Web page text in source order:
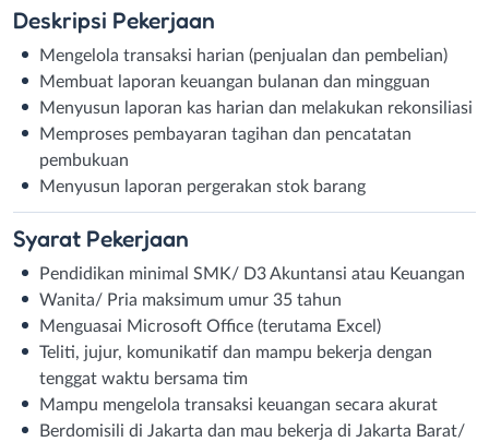
Deskripsi Pekerjaan
Mengelola transaksi harian (penjualan dan pembelian)
Membuat laporan keuangan bulanan dan mingguan
Menyusun laporan kas harian dan melakukan rekonsiliasi
Memproses pembayaran tagihan dan pencatatan
pembukuan
Menyusun laporan pergerakan stok barang
Syarat Pekerjaan
Pendidikan minimal SMK/ D3 Akuntansi atau Keuangan
Wanita/ Pria maksimum umur 35 tahun
Menguasai Microsoft Office (terutama Excel)
Teliti, jujur, komunikatif dan mampu bekerja dengan
tenggat waktu bersama tim
Mampu mengelola transaksi keuangan secara akurat
Berdomisili di Jakarta dan mau bekerja di Jakarta Barat/